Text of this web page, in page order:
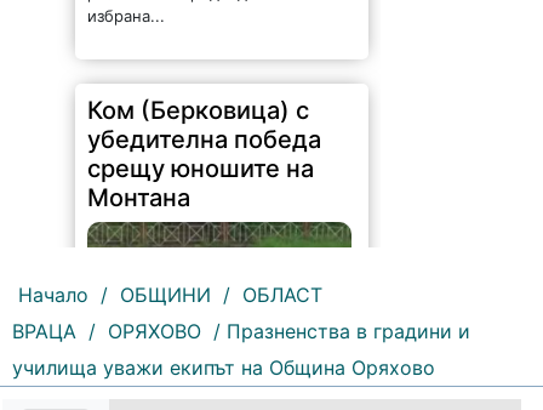
Ком (Берковица) с
убедителна победа
срещу юношите на
Монтана
2026-08-09 11:26:50
Ком (Берковица) записа първа
Начало / ОБЩИНИ / ОБЛАСТ
ВРАЦА / ОРЯХОВО / Празненства в градини и
училища уважи екипът на Община Оряхово